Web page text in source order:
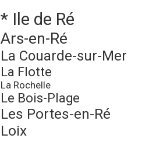
* Ile de Ré
Ars-en-Ré
La Couarde-sur-Mer
La Flotte
La Rochelle
Le Bois-Plage
Les Portes-en-Ré
Loix